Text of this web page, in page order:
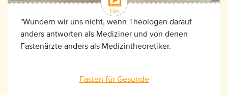
"Wundern wir uns nicht, wenn Theologen darauf
anders antworten als Mediziner und von denen
Fastenärzte anders als Medizintheoretiker.
Fasten für Gesunde